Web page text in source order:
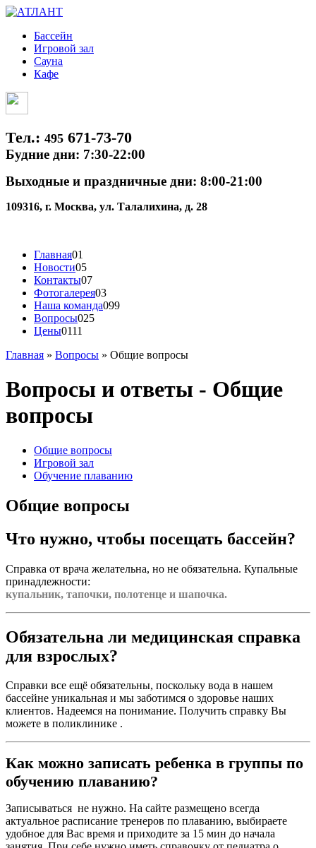
Бассейн
Игровой зал
Сауна
Кафе
Тел.: 495 671-73-70
Будние дни: 7:30-22:00
Выходные и праздничные дни: 8:00-21:00
109316, г. Москва, ул. Талалихина, д. 28
Главная01
Новости05
Контакты07
Фотогалерея03
Наша команда099
Вопросы025
Цены0111
Главная » Вопросы » Общие вопросы
Вопросы и ответы - Общие
вопросы
Общие вопросы
Игровой зал
Обучение плаванию
Общие вопросы
Что нужно, чтобы посещать бассейн?
Справка от врача желательна, но не обязательна. Купальные
принадлежности:
купальник, тапочки, полотенце и шапочка.
Обязательна ли медицинская справка
для взрослых?
Справки все ещё обязательны, поскольку вода в нашем
бассейне уникальная и мы заботимся о здоровье наших
клиентов. Надеемся на понимание. Получить справку Вы
можете в поликлинике .
Как можно записать ребенка в группы по
обучению плаванию?
Записываться не нужно. На сайте размещено всегда
актуальное расписание тренеров по плаванию, выбираете
удобное для Вас время и приходите за 15 мин до начала